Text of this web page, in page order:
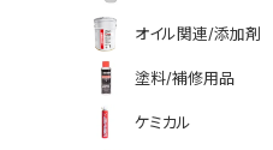
オイル関連/添加剤
塗料/補修用品
ケミカル